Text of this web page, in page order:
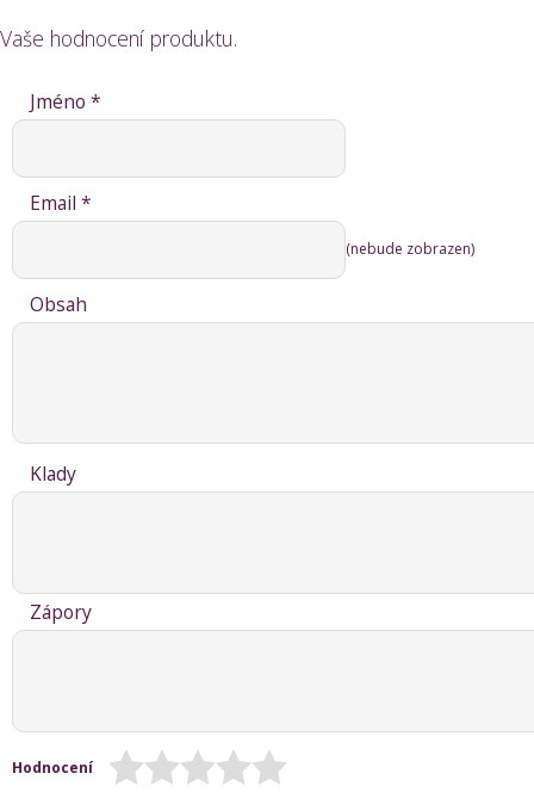
Vaše hodnocení produktu.
Jméno *
Email *
(nebude zobrazen)
Obsah
Klady
Zápory
Hodnocení